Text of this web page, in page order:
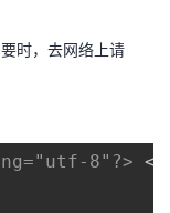
时，去网络上请
8"?> <